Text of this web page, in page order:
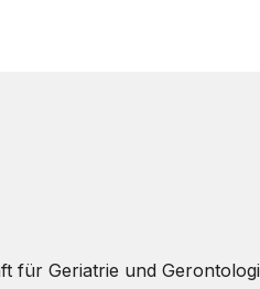
für Geriatrie und